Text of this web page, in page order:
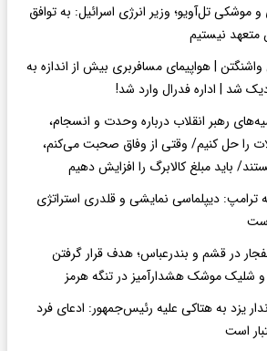
تل‌آویو؛ وزیر انرژی اسرائیل: به توافق
متعهد نیستیم
| هواپیمای مسافربری بیش از اندازه به
شد | اداره فدرال وارد شد!
رهبر انقلاب درباره وحدت و انسجام،
را حل کنیم/ وقتی از وفاق صحبت می‌کنم،
باید مبلغ کالابرگ را افزایش دهیم
ترامپ: دیپلماسی نمایشی و قلدری استراتژی
در قشم و بندرعباس؛ هدف قرار گرفتن
شلیک موشک هشدارآمیز در تنگه هرمز
یزد به هتاکی علیه رئیس‌جمهور: ادعای فرد
است